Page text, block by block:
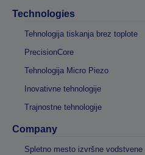
Technologies
Tehnologija tiskanja brez toplote
PrecisionCore
Tehnologija Micro Piezo
Inovativne tehnologije
Trajnostne tehnologije
Company
Spletno mesto izvršne vodstvene